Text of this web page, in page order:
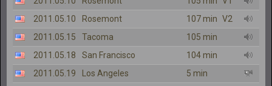
2011.05.10
Rosemont 107 min V2
2011.05.15
Tacoma
105 min
2011.05.18
San Francisco
104 min
2011.05.19
Los Angeles
5 min